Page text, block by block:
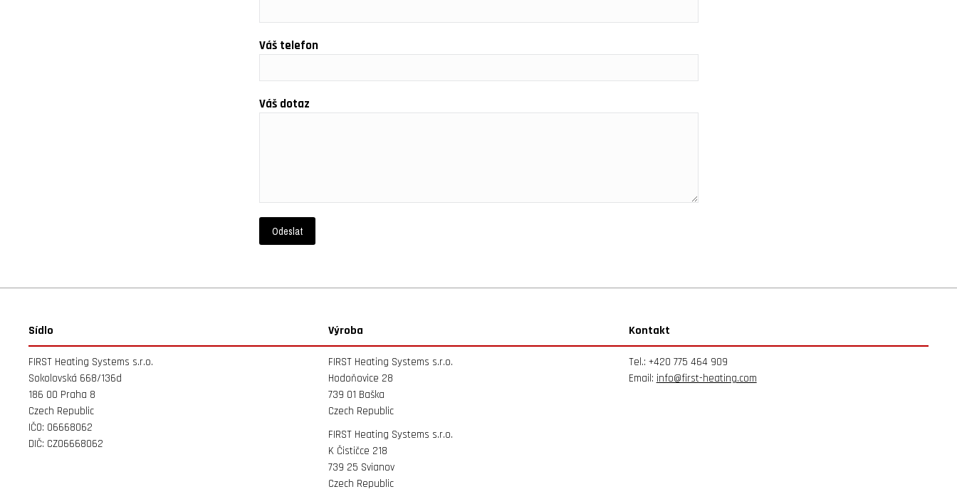
Váš telefon
Váš dotaz
Sídlo
FIRST Heating Systems s.r.o.
Sokolovská 668/136d
186 00 Praha 8
Czech Republic
IČO: 06668062
DIČ: CZ06668062
Výroba
FIRST Heating Systems s.r.o.
Hodoňovice 28
739 01 Baška
Czech Republic
FIRST Heating Systems s.r.o.
K Čističce 218
739 25 Svianov
Czech Republic
Kontakt
Tel.: +420 775 464 909
Email: info@first-heating.com